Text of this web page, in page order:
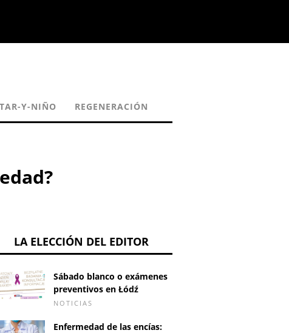
Y-NIÑO REGENERACIÓN
LA ELECCIÓN DEL EDITOR
Sábado blanco o exámenes
preventivos en Łódź
NOTICIAS
Enfermedad de las encías: